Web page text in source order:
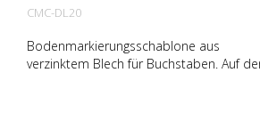
CMC-DL20
Bodenmarkierungsschablone aus
verzinktem Blech für Buchstaben. Auf